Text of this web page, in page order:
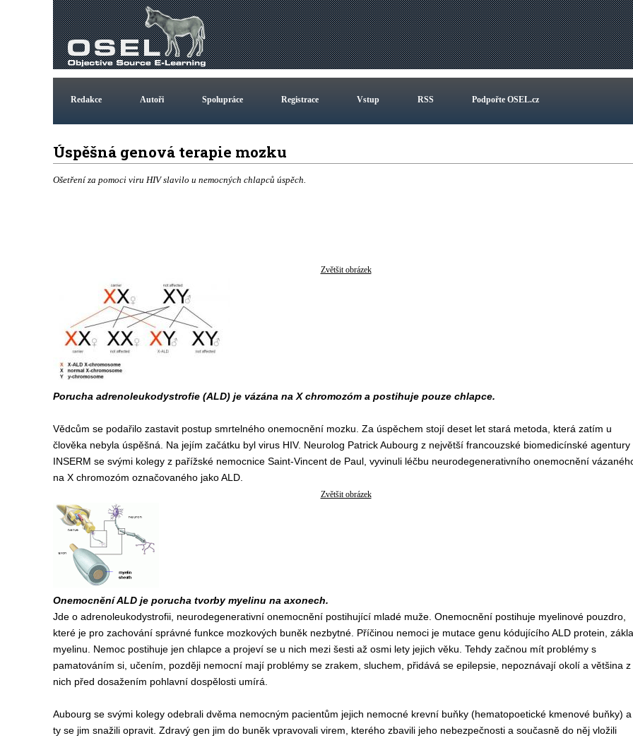
Redakce Autoři Spolupráce Registrace Vstup RSS Podpořte OSEL.cz
Úspěšná genová terapie mozku
Ošetření za pomoci viru HIV slavilo u nemocných chlapců úspěch.
Zvětšit obrázek
Porucha adrenoleukodystrofie (ALD) je vázána na X chromozóm a postihuje pouze chlapce.
Vědcům se podařilo zastavit postup smrtelného onemocnění mozku. Za úspěchem stojí deset let stará metoda, která zatím u
člověka nebyla úspěšná. Na jejím začátku byl virus HIV. Neurolog Patrick Aubourg z největší francouzské biomedicínské agentury
INSERM se svými kolegy z pařížské nemocnice Saint-Vincent de Paul, vyvinuli léčbu neurodegenerativního onemocnění
na X chromozóm označovaného jako ALD.
Zvětšit obrázek
Onemocnění ALD je porucha tvorby myelinu na axonech.
Jde o adrenoleukodystrofii, neurodegenerativní onemocnění postihující mladé muže. Onemocnění postihuje myelinové pouzdro,
které je pro zachování správné funkce mozkových buněk nezbytné. Příčinou nemoci je mutace genu kódujícího ALD protein,
myelinu. Nemoc postihuje jen chlapce a projeví se u nich mezi šesti až osmi lety jejich věku. Tehdy začnou mít problémy s
pamatováním si, učením, později nemocní mají problémy se zrakem, sluchem, přidává se epilepsie, nepoznávají okolí a většina z
nich před dosažením pohlavní dospělosti umírá.
Aubourg se svými kolegy odebrali dvěma nemocným pacientům jejich nemocné krevní buňky (hematopoetické kmenové buňky) a
ty se jim snažili opravit. Zdravý gen jim do buněk vpravovali virem, kterého zbavili jeho nebezpečnosti a současně do něj vložili